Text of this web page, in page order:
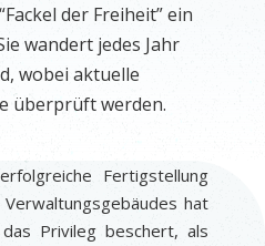
der Freiheit” ein
wandert jedes Jahr
wobei aktuelle
überprüft werden.
Fertigstellung
hat
Privileg beschert, als